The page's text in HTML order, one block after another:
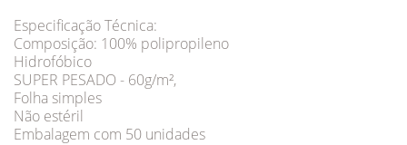
Especificação Técnica:
Composição: 100% polipropileno
Hidrofóbico
SUPER PESADO - 60g/m²,
Folha simples
Não estéril
Embalagem com 50 unidades